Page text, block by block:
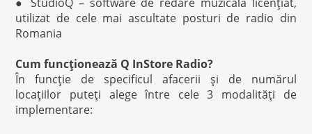
utilizat de cele mai ascultate posturi de radio din
Romania
Cum funcţionează Q InStore Radio?
În funcţie de specificul afacerii şi de numărul
locaţiilor puteţi alege între cele 3 modalităţi de
implementare: